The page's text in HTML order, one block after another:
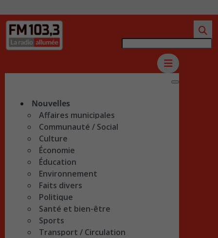
Nouvelles
Affaires municipales
Communauté / Social
Culture
Économie
Éducation
Environnement
Faits divers
Politique
Santé et bien-être
Sports
Transport / Circulation